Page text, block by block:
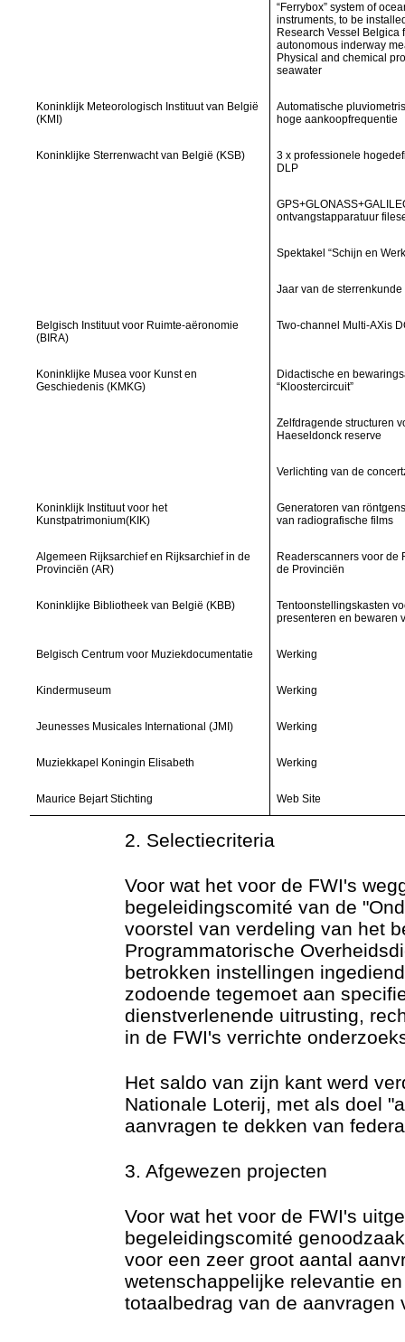
“Ferrybox” system of
instruments, to be
Research Vessel Belgica
autonomous inderway
Physical and chemical
seawater
Koninklijk Meteorologisch Instituut van België
(KMI)
Automatische
hoge aankoopfrequentie
Koninklijke Sterrenwacht van België (KSB)
3 x professionele
DLP
ontvangstapparatuur
Spektakel “Schijn en
Jaar van de sterrenkunde
Belgisch Instituut voor Ruimte-aëronomie
(BIRA)
Two-channel Multi-AXis
Koninklijke Musea voor Kunst en
Geschiedenis (KMKG)
Didactische en
“Kloostercircuit”
Zelfdragende structuren
Haeseldonck reserve
Verlichting van de
Koninklijk Instituut voor het
Kunstpatrimonium(KIK)
Generatoren van
van radiografische films
Algemeen Rijksarchief en Rijksarchief in de
Provinciën (AR)
Readerscanners voor de
de Provinciën
Koninklijke Bibliotheek van België (KBB)
Tentoonstellingskasten
presenteren en bewaren
Belgisch Centrum voor Muziekdocumentatie Werking
Kindermuseum Werking
Jeunesses Musicales International (JMI) Werking
Muziekkapel Koningin Elisabeth Werking
Maurice Bejart Stichting Web Site
2. Selectiecriteria
Voor wat het voor de FWI's
begeleidingscomité van de
voorstel van verdeling van het
Programmatorische
betrokken instellingen
zodoende tegemoet aan
dienstverlenende uitrusting,
in de FWI's verrichte
Het saldo van zijn kant werd
Nationale Loterij, met als doel
aanvragen te dekken van
3. Afgewezen projecten
Voor wat het voor de FWI's
begeleidingscomité
voor een zeer groot aantal
wetenschappelijke relevantie
totaalbedrag van de aanvragen